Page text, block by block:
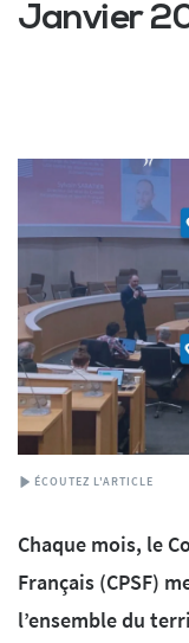
Janvier
ÉCOUTEZ L'ARTICLE
Chaque mois, le
Français (CPSF)
l’ensemble du